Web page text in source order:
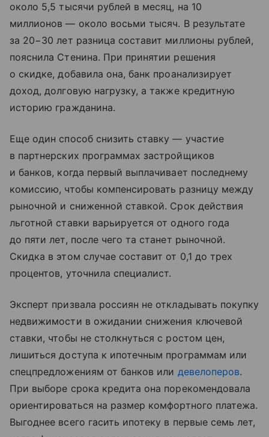
около 5,5 тысячи рублей в месяц, на 10
миллионов — около восьми тысяч. В результате
за 20−30 лет разница составит миллионы рублей,
пояснила Стенина. При принятии решения
о скидке, добавила она, банк проанализирует
доход, долговую нагрузку, а также кредитную
историю гражданина.
Еще один способ снизить ставку — участие
в партнерских программах застройщиков
и банков, когда первый выплачивает последнему
комиссию, чтобы компенсировать разницу между
рыночной и сниженной ставкой. Срок действия
льготной ставки варьируется от одного года
до пяти лет, после чего та станет рыночной.
Скидка в этом случае составит от 0,1 до трех
процентов, уточнила специалист.
Эксперт призвала россиян не откладывать покупку
недвижимости в ожидании снижения ключевой
ставки, чтобы не столкнуться с ростом цен,
лишиться доступа к ипотечным программам или
спецпредложениям от банков или девелоперов.
При выборе срока кредита она порекомендовала
ориентироваться на размер комфортного платежа.
Выгоднее всего гасить ипотеку в первые семь лет,